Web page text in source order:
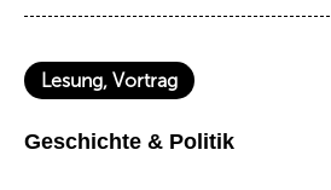
Lesung, Vortrag
Geschichte & Politik